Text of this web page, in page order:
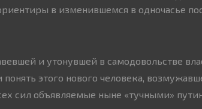
в изменившемся в одночасье
и утонувшей в самодовольстве
понять этого нового человека,
сил объявляемые ныне «тучными»